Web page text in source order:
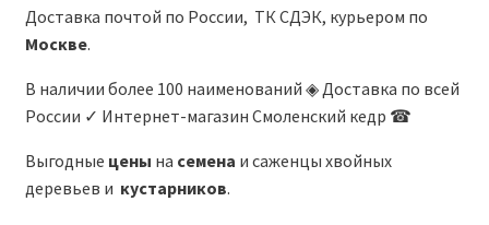
Мы на ВБ
Доставка почтой по России, ТК СДЭК, курьером по
Москве.
В наличии более 100 наименований ◈ Доставка по всей
России ✓ Интернет-магазин Смоленский кедр ☎
Выгодные цены на семена и саженцы хвойных
деревьев и кустарников.